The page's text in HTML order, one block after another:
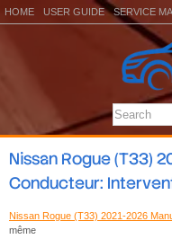
HOME USER GUIDE SERVICE
Nissan Rogue (T33)
Conducteur:
Nissan Rogue (T33) 2021-2026
même